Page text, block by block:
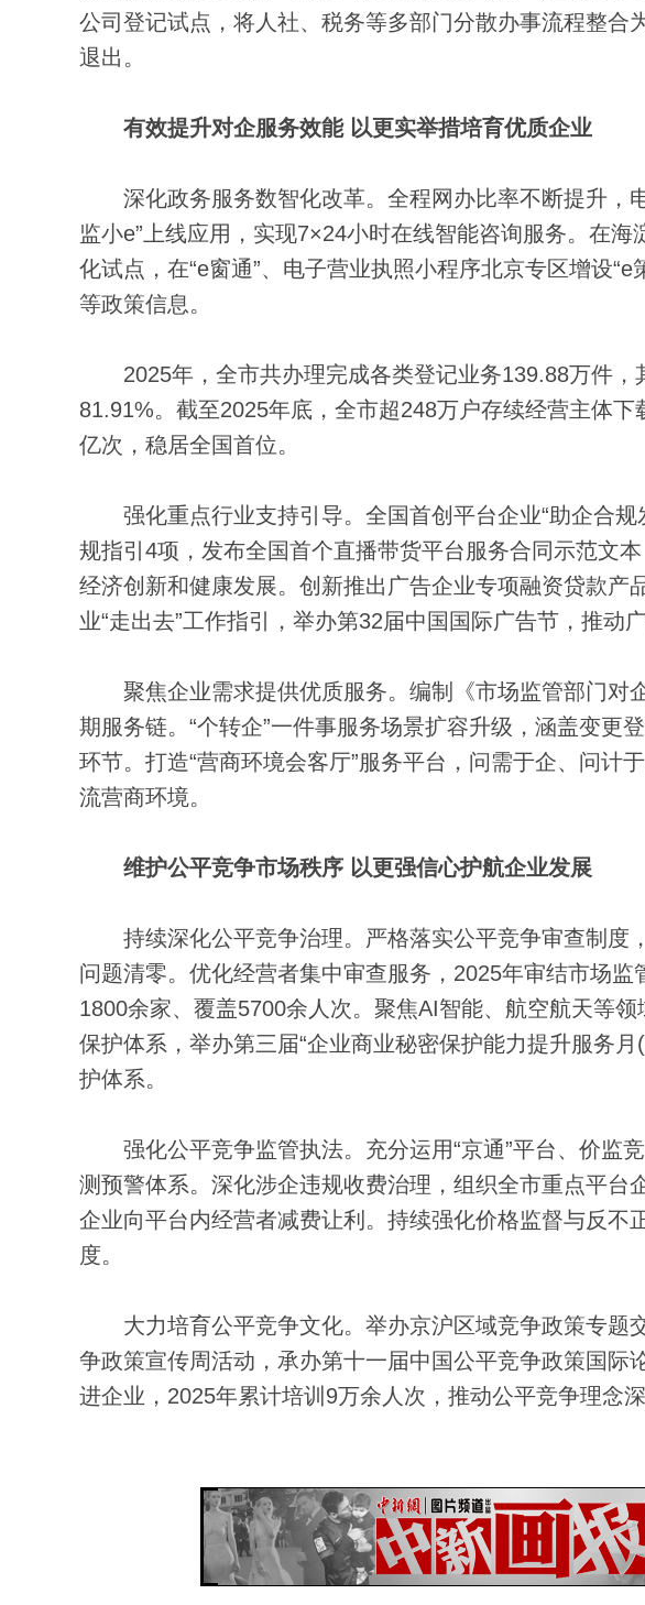
公司登记试点，将人社、税务等多部门分散办事流程整合
退出。
有效提升对企服务效能 以更实举措培育优质企业
深化政务服务数智化改革。全程网办比率不断提升，
监小e”上线应用，实现7×24小时在线智能咨询服务。在
化试点，在“e窗通”、电子营业执照小程序北京专区增设
等政策信息。
2025年，全市共办理完成各类登记业务139.88万件，
81.91%。截至2025年底，全市超248万户存续经营主体
亿次，稳居全国首位。
强化重点行业支持引导。全国首创平台企业“助企合规
规指引4项，发布全国首个直播带货平台服务合同示范文
经济创新和健康发展。创新推出广告企业专项融资贷款产
业“走出去”工作指引，举办第32届中国国际广告节，推动
聚焦企业需求提供优质服务。编制《市场监管部门对
期服务链。“个转企”一件事服务场景扩容升级，涵盖变更
环节。打造“营商环境会客厅”服务平台，问需于企、问计
流营商环境。
维护公平竞争市场秩序 以更强信心护航企业发展
持续深化公平竞争治理。严格落实公平竞争审查制度
问题清零。优化经营者集中审查服务，2025年审结市场监
1800余家、覆盖5700余人次。聚焦AI智能、航空航天等
保护体系，举办第三届“企业商业秘密保护能力提升服务
护体系。
强化公平竞争监管执法。充分运用“京通”平台、价监
测预警体系。深化涉企违规收费治理，组织全市重点平台
企业向平台内经营者减费让利。持续强化价格监督与反不
度。
大力培育公平竞争文化。举办京沪区域竞争政策专题
争政策宣传周活动，承办第十一届中国公平竞争政策国际
进企业，2025年累计培训9万余人次，推动公平竞争理念